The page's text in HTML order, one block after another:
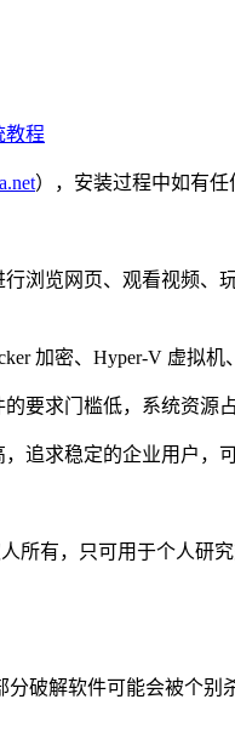
教程
），安装过程中如有任
览网页、观看视频、玩
加密、Hyper-V 虚拟机
求门槛低，系统资源
求稳定的企业用户，可
有，只可用于个人研
破解软件可能会被个别